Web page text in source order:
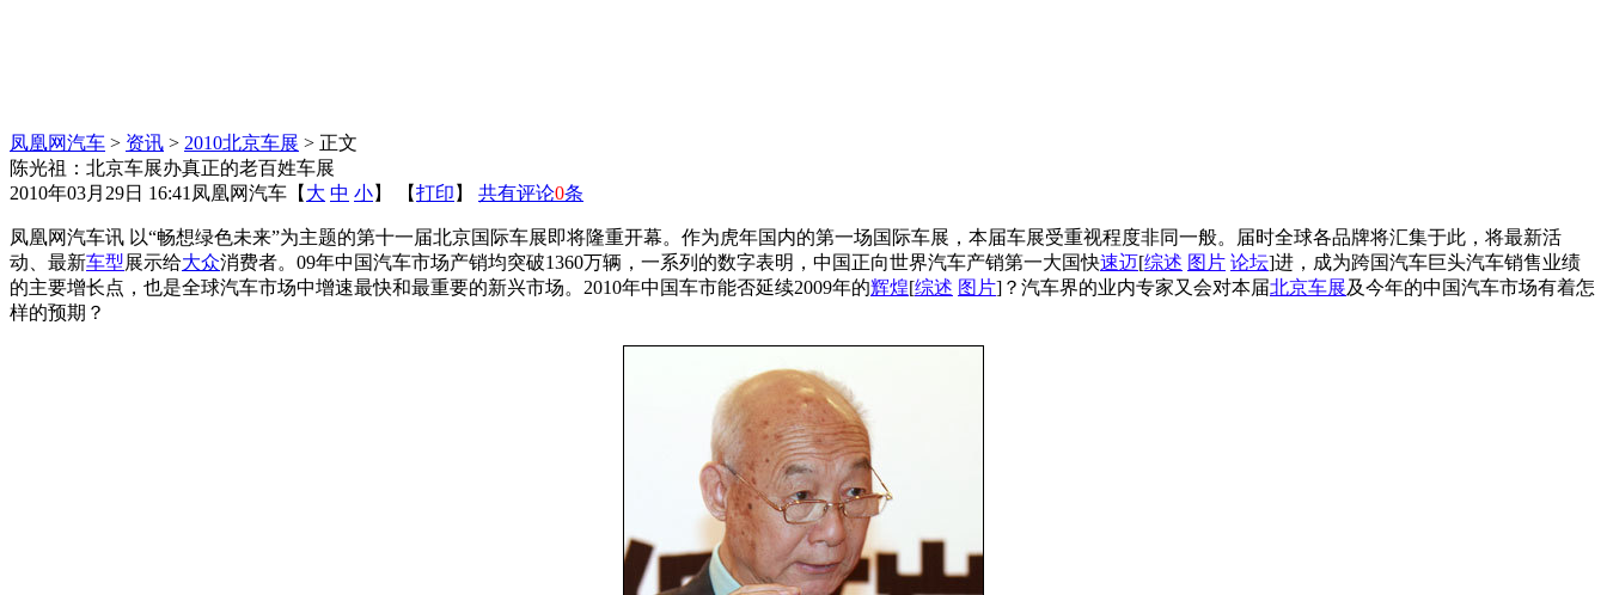
凤凰网汽车 > 资讯 > 2010北京车展 > 正文
陈光祖：北京车展办真正的老百姓车展
2010年03月29日 16:41 凤凰网汽车 【 大 中 小】 【打印 】 共有评论0条
凤凰网汽车讯 以“畅想绿色未来”为主题的第十一届北京国际车展即将隆重开幕。作为虎年国内的第一场国际车展，本届车展受重视程度非同一般。届时全球各品牌将汇集于此，将最新活
动、最新车型展示给大众消费者。09年中国汽车市场产销均突破1360万辆，一系列的数字表明，中国正向世界汽车产销第一大国快速迈[综述 图片 论坛]进，成为跨国汽车巨头汽车销售业绩
的主要增长点，也是全球汽车市场中增速最快和最重要的新兴市场。2010年中国车市能否延续2009年的辉煌[综述 图片]？汽车界的业内专家又会对本届北京车展及今年的中国汽车市场有着怎
样的预期？